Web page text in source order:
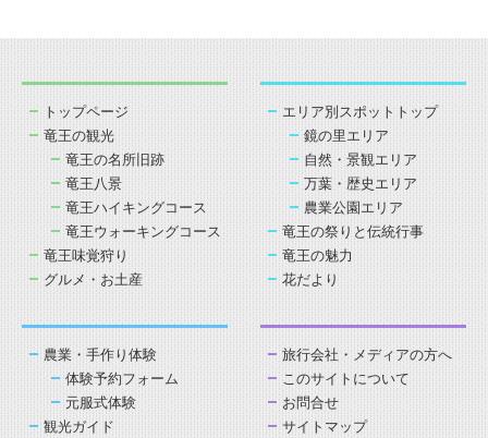
トップページ
竜王の観光
竜王の名所旧跡
竜王八景
竜王ハイキングコース
竜王ウォーキングコース
竜王味覚狩り
グルメ・お土産
エリア別スポットトップ
鏡の里エリア
自然・景観エリア
万葉・歴史エリア
農業公園エリア
竜王の祭りと伝統行事
竜王の魅力
花だより
農業・手作り体験
体験予約フォーム
元服式体験
観光ガイド
旅行会社・メディアの方へ
このサイトについて
お問合せ
サイトマップ